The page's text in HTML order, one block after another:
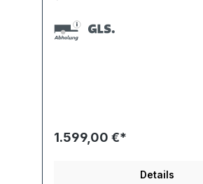
1.599,00 €*
Details